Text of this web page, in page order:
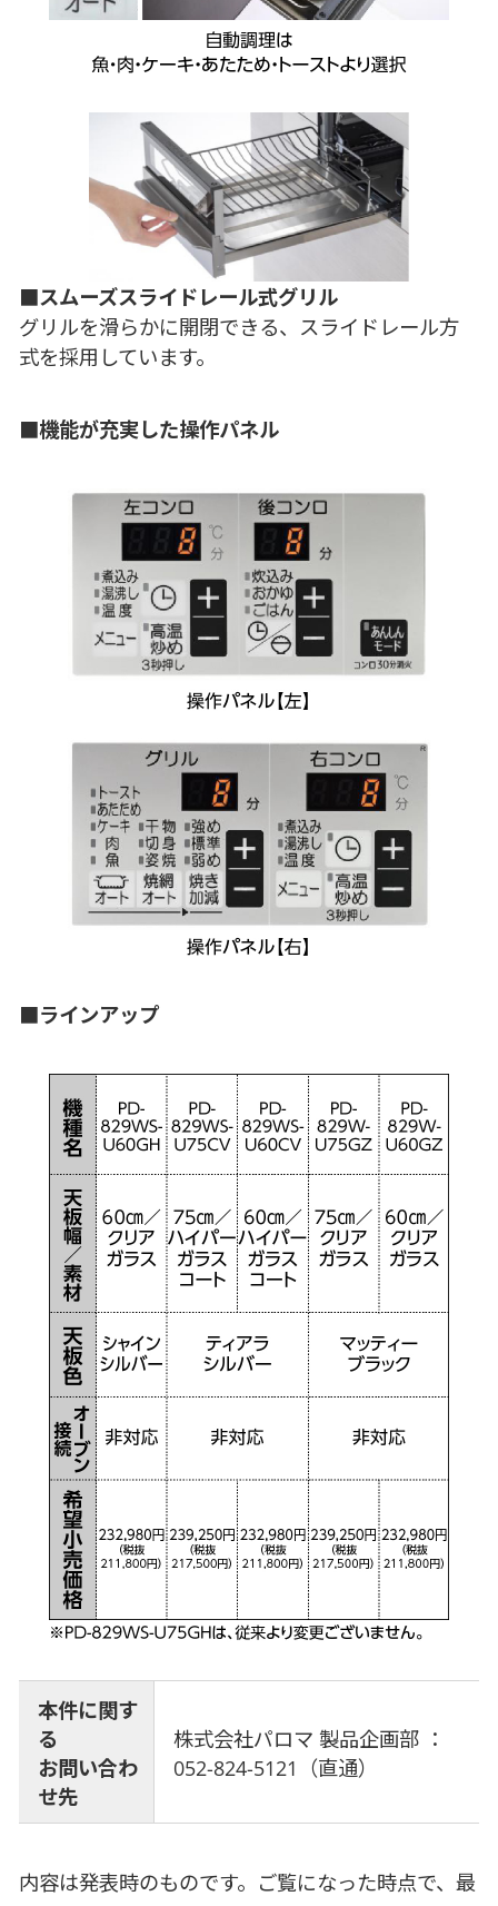
■スムーズスライドレール式グリル
グリルを滑らかに開閉できる、スライドレール方
式を採用しています。
■機能が充実した操作パネル
■ラインアップ
本件に関す
る
お問い合わ
せ先
株式会社パロマ 製品企画部 ：
052-824-5121（直通）
内容は発表時のものです。ご覧になった時点で、最